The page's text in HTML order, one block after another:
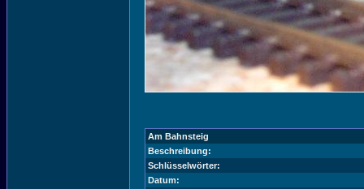
Am Bahnsteig
Beschreibung:
Schlüsselwörter:
Datum: